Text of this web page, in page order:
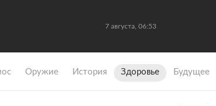
7 августа, 06:53
Оружие История Здоровье Будущее